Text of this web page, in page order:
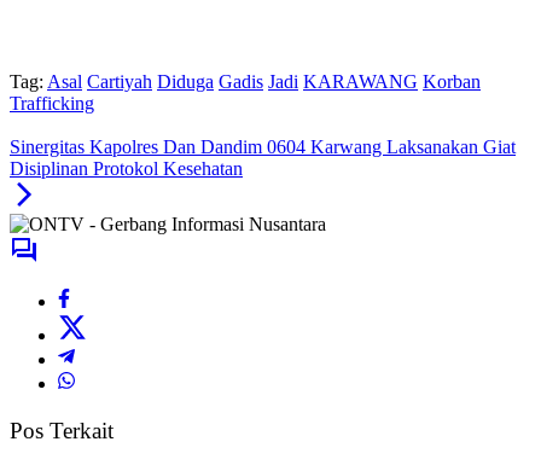
Tag: Asal Cartiyah Diduga Gadis Jadi KARAWANG Korban
Trafficking
Sinergitas Kapolres Dan Dandim 0604 Karwang Laksanakan Giat
Disiplinan Protokol Kesehatan
Pos Terkait